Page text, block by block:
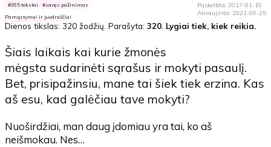
Paskelbta: 2017-01-19
Atnaujinta: 2021-09-25
365 tekstai savęs pažinimas
Pamąstymai ir juodraščiai
Dienos tikslas: 320 žodžių . Parašyta:320 Lygiai tiek, kiek reikia.
Šiais laikais kai kurie žmonės
mėgsta sudarinėti sąrašus ir mokyti pasaulį.
Bet, prisipažinsiu, mane tai šiek tiek erzina. Kas
aš esu, kad galėčiau tave mokyti?
Nuoširdžiai, man daug įdomiau yra tai, ko aš
neišmokau. Nes…